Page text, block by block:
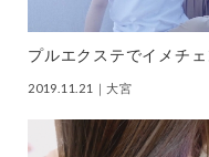
プルエクステでイメチェ
2019.11.21 ｜大宮